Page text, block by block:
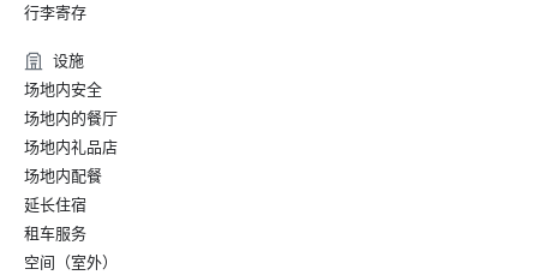
行李寄存
设施
场地内安全
场地内的餐厅
场地内礼品店
场地内配餐
延长住宿
租车服务
空间（室外）